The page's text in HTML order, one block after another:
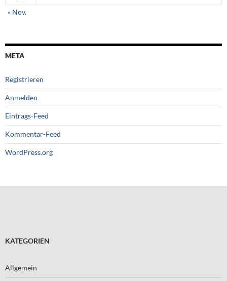
« Nov.
META
Registrieren
Anmelden
Eintrags-Feed
Kommentar-Feed
WordPress.org
KATEGORIEN
Allgemein